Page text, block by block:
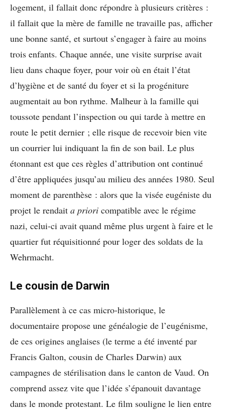
logement, il fallait donc répondre à plusieurs critères :
il fallait que la mère de famille ne travaille pas, afficher
une bonne santé, et surtout s’engager à faire au moins
trois enfants. Chaque année, une visite surprise avait
lieu dans chaque foyer, pour voir où en était l’état
d’hygiène et de santé du foyer et si la progéniture
augmentait au bon rythme. Malheur à la famille qui
toussote pendant l’inspection ou qui tarde à mettre en
route le petit dernier ; elle risque de recevoir bien vite
un courrier lui indiquant la fin de son bail. Le plus
étonnant est que ces règles d’attribution ont continué
d’être appliquées jusqu’au milieu des années 1980. Seul
moment de parenthèse : alors que la visée eugéniste du
projet le rendait a priori compatible avec le régime
nazi, celui-ci avait quand même plus urgent à faire et le
quartier fut réquisitionné pour loger des soldats de la
Wehrmacht.
Le cousin de Darwin
Parallèlement à ce cas micro-historique, le
documentaire propose une généalogie de l’eugénisme,
de ces origines anglaises (le terme a été inventé par
Francis Galton, cousin de Charles Darwin) aux
campagnes de stérilisation dans le canton de Vaud. On
comprend assez vite que l’idée s’épanouit davantage
dans le monde protestant. Le film souligne le lien entre